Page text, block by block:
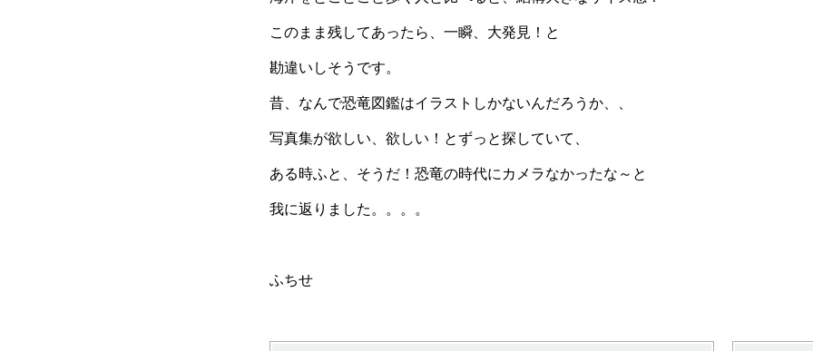
このまま残してあったら、一瞬、大発見！と
勘違いしそうです。
昔、なんで恐竜図鑑はイラストしかないんだろうか、、
写真集が欲しい、欲しい！とずっと探していて、
ある時ふと、そうだ！恐竜の時代にカメラなかったな～と
我に返りました。。。。
ふちせ